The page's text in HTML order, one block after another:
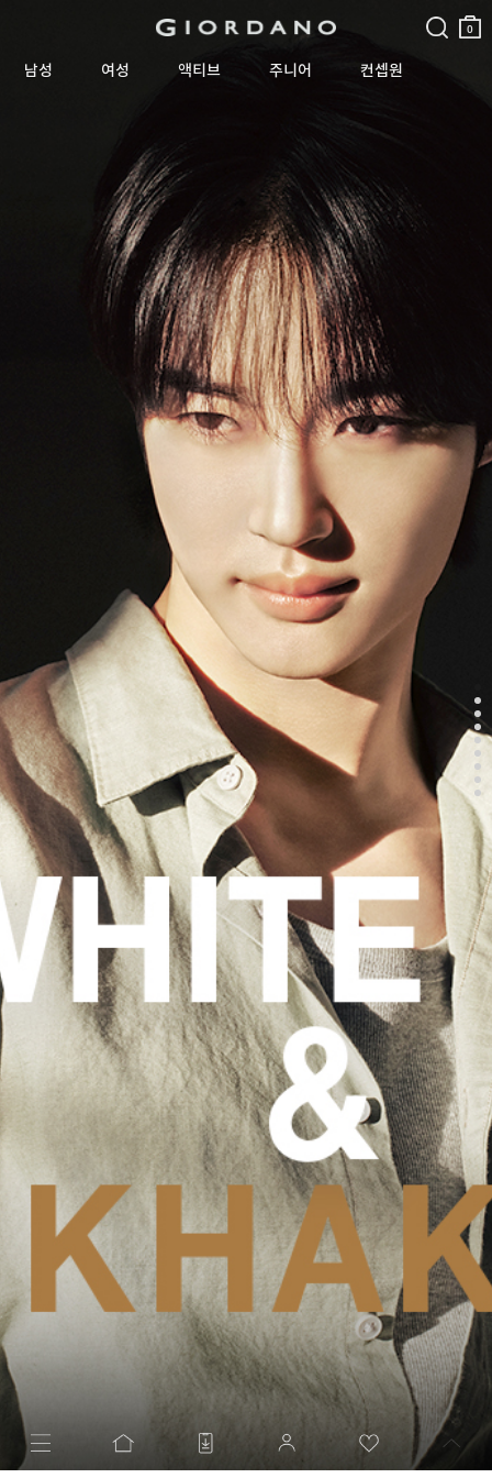
구니
0
남성 여성 액티브 주니어 컨셉원